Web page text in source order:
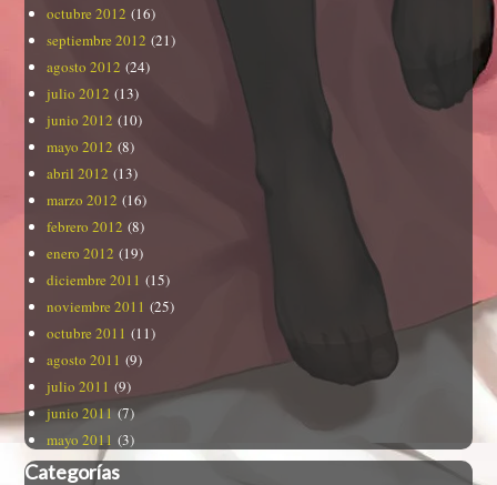
octubre 2012 (16)
septiembre 2012 (21)
agosto 2012 (24)
julio 2012 (13)
junio 2012 (10)
mayo 2012 (8)
abril 2012 (13)
marzo 2012 (16)
febrero 2012 (8)
enero 2012 (19)
diciembre 2011 (15)
noviembre 2011 (25)
octubre 2011 (11)
agosto 2011 (9)
julio 2011 (9)
junio 2011(7)
mayo 2011 (3)
Categorías